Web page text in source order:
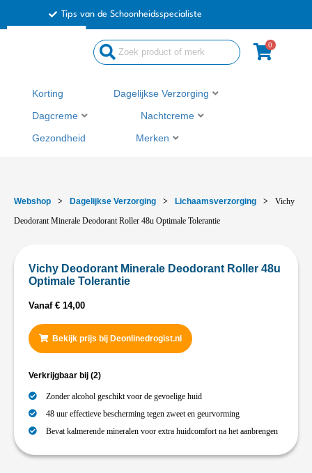
Tips van de Schoonheidsspecialiste
0
Korting Dagelijkse Verzorging
Dagcreme Nachtcreme
Gezondheid Merken
Webshop > Dagelijkse Verzorging > Lichaamsverzorging >
Vichy
Deodorant Minerale Deodorant Roller 48u Optimale Tolerantie
Vichy Deodorant Minerale Deodorant Roller 48u
Optimale Tolerantie
Vanaf € 14,00
Bekijk prijs bij Deonlinedrogist.nl
Verkrijgbaar bij (2)
Zonder alcohol geschikt voor de gevoelige huid
48 uur effectieve bescherming tegen zweet en geurvorming
Bevat kalmerende mineralen voor extra huidcomfort na het aanbrengen